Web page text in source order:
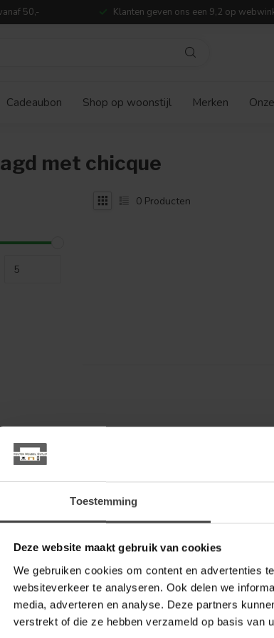
Toestemming
Deze website maakt gebruik van cookies
We gebruiken cookies om content en advertenties
websiteverkeer te analyseren. Ook delen we
media, adverteren en analyse. Deze partners
verstrekt of die ze hebben verzameld op basis van
50,- Klanten geven ons een 9,2 op
Cadeaubon Shop op woonstijl Merken
met chicque
0 Producten
over onze artikelen of jouw aankoop? Bekijk dan de
staan antwoorden op veel gestelde vragen. Staat
staat er ook vermeld hoe je contact met ons kunt
Houten Meubel Outlet